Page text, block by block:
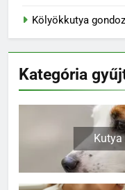
Kölyökkutya
Kategória